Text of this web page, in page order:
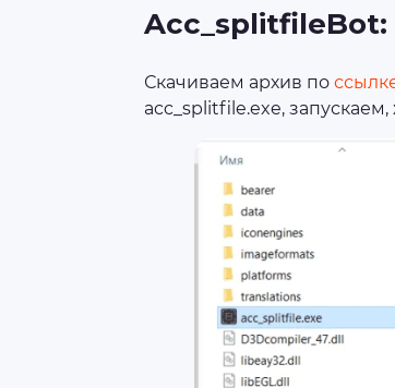
Acc_splitfileBot:
Скачиваем архив по
acc_splitfile.exe,